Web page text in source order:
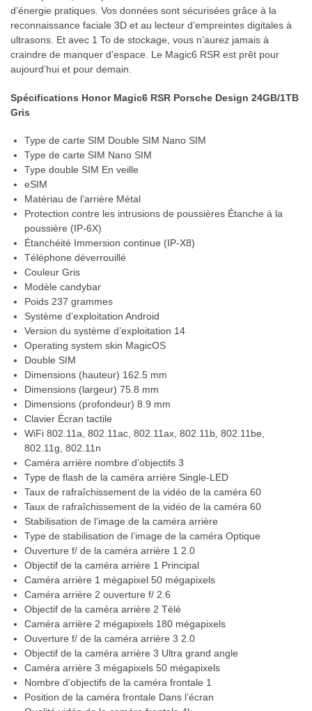
d’énergie pratiques. Vos données sont sécurisées grâce à la
reconnaissance faciale 3D et au lecteur d’empreintes digitales à
ultrasons. Et avec 1 To de stockage, vous n’aurez jamais à
craindre de manquer d’espace. Le Magic6 RSR est prêt pour
aujourd’hui et pour demain.
Spécifications Honor Magic6 RSR Porsche Design 24GB/1TB
Gris
Type de carte SIM Double SIM Nano SIM
Type de carte SIM Nano SIM
Type double SIM En veille
eSIM
Matériau de l’arrière Métal
Protection contre les intrusions de poussières Étanche à la
poussière (IP-6X)
Étanchéité Immersion continue (IP-X8)
Téléphone déverrouillé
Couleur Gris
Modèle candybar
Poids 237 grammes
Système d’exploitation Android
Version du système d’exploitation 14
Operating system skin MagicOS
Double SIM
Dimensions (hauteur) 162.5 mm
Dimensions (largeur) 75.8 mm
Dimensions (profondeur) 8.9 mm
Clavier Écran tactile
WiFi 802.11a, 802.11ac, 802.11ax, 802.11b, 802.11be,
802.11g, 802.11n
Caméra arrière nombre d’objectifs 3
Type de flash de la caméra arrière Single-LED
Taux de rafraîchissement de la vidéo de la caméra 60
Taux de rafraîchissement de la vidéo de la caméra 60
Stabilisation de l’image de la caméra arrière
Type de stabilisation de l’image de la caméra Optique
Ouverture f/ de la caméra arrière 1 2.0
Objectif de la caméra arrière 1 Principal
Caméra arrière 1 mégapixel 50 mégapixels
Caméra arrière 2 ouverture f/ 2.6
Objectif de la caméra arrière 2 Télé
Caméra arrière 2 mégapixels 180 mégapixels
Ouverture f/ de la caméra arrière 3 2.0
Objectif de la caméra arrière 3 Ultra grand angle
Caméra arrière 3 mégapixels 50 mégapixels
Nombre d’objectifs de la caméra frontale 1
Position de la caméra frontale Dans l’écran